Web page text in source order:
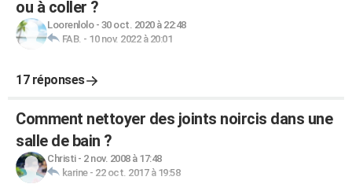
ou à coller ?
Loorenlolo- 30 oct. 2020 à 22:48
FAB. - 10 nov. 2022 à 20:01
17 réponses
Comment nettoyer des joints noircis dans une
salle de bain ?
Christi- 2 nov. 2008 à 17:48
karine- 22 oct. 2017 à 19:58